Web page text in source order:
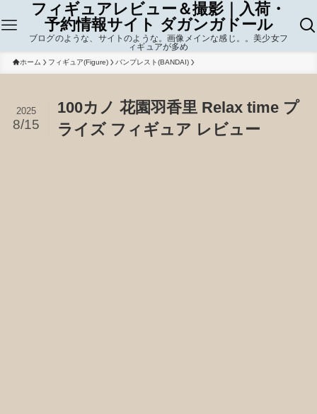
フィギュアレビュー＆撮影｜入荷・
予約情報サイト ダガンガドール
ブログのような、サイトのような。画像メインな感じ。。美少女フ
ィギュアが多め
ホーム フィギュア(Figure) バンプレスト(BANDAI)
100カノ 花園羽香里 Relax time プ
ライズ フィギュア レビュー
2025
8/15